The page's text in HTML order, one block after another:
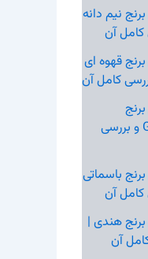
نیم‌ دانه
قهوه‌ ای
پاکستانی | عدد GI و بررسی
باسماتی
هندی |